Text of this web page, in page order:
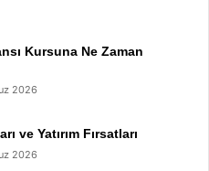
Kursuna Ne Zaman
2026
ve Yatırım Fırsatları
2026